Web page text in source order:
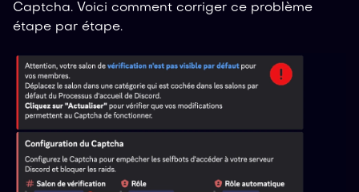
Captcha. Voici comment corriger ce problème
étape par étape.